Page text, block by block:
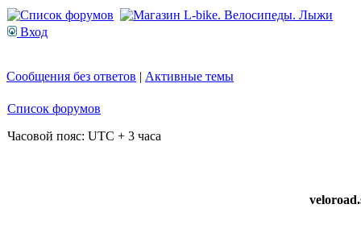
Вход
Сообщения без ответов | Активные темы
Список форумов
Часовой пояс: UTC + 3 часа